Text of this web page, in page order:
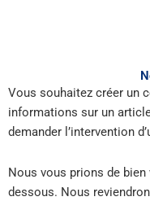
Prévus pour grilles
Espacement entre
Vous souhaitez créer un
informations sur un
demander l’intervention
Nous vous prions de
dessous. Nous